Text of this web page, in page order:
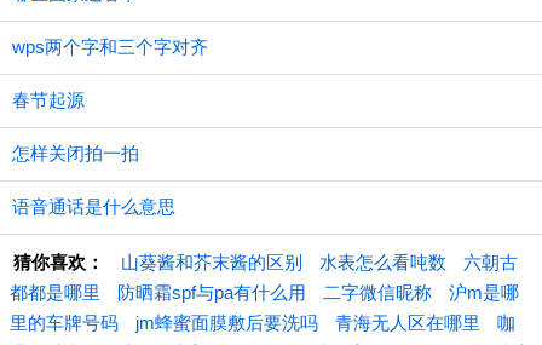
wps两个字和三个字对齐
春节起源
怎样关闭拍一拍
语音通话是什么意思
猜你喜欢： 山葵酱和芥末酱的区别 水表怎么看吨数
六朝古
都都是哪里
防晒霜spf与pa有什么用 二字微信昵称
沪m是哪
里的车牌号码
jm蜂蜜面膜敷后要洗吗 青海无人区在哪里
咖